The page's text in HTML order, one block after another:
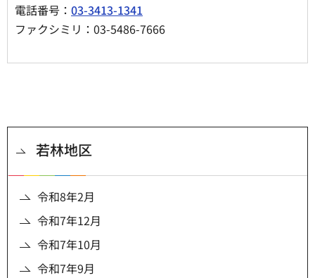
電話番号： 03-3413-1341
ファクシミリ：03-5486-7666
若林地区
令和8年2月
令和7年12月
令和7年10月
令和7年9月